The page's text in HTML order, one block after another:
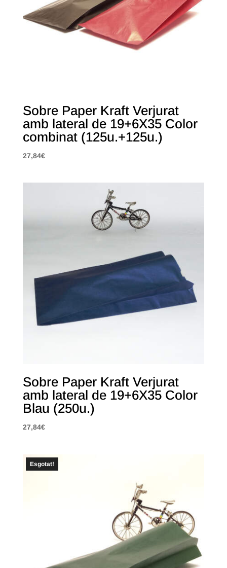
Sobre Paper Kraft Verjurat
amb lateral de 19+6X35 Color
combinat (125u.+125u.)
27,84€
Sobre Paper Kraft Verjurat
amb lateral de 19+6X35 Color
Blau (250u.)
27,84€
Esgotat!